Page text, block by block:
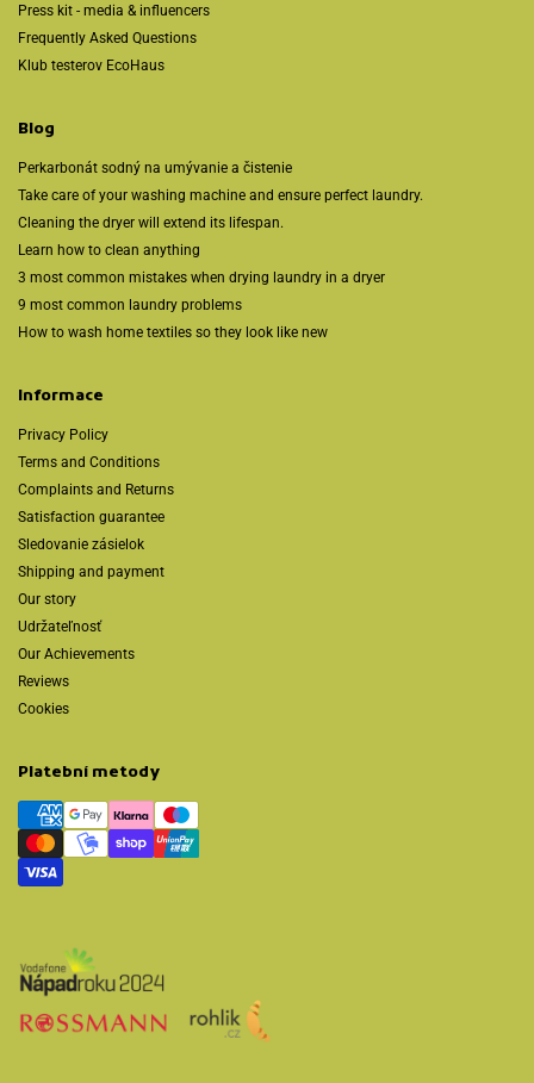
Press kit - media & influencers
Frequently Asked Questions
Klub testerov EcoHaus
Blog
Perkarbonát sodný na umývanie a čistenie
Take care of your washing machine and ensure perfect laundry.
Cleaning the dryer will extend its lifespan.
Learn how to clean anything
3 most common mistakes when drying laundry in a dryer
9 most common laundry problems
How to wash home textiles so they look like new
Informace
Privacy Policy
Terms and Conditions
Complaints and Returns
Satisfaction guarantee
Sledovanie zásielok
Shipping and payment
Our story
Udržateľnosť
Our Achievements
Reviews
Cookies
Platební metody